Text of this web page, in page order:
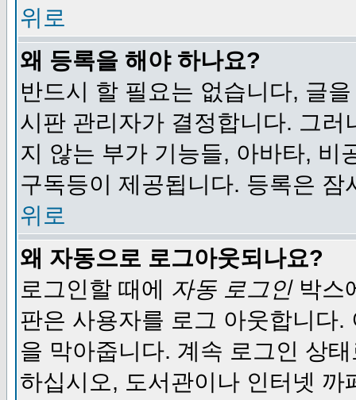
위로
왜 등록을 해야 하나요?
반드시 할 필요는 없습니다, 글
시판 관리자가 결정합니다. 그
지 않는 부가 기능들, 아바타, 비
구독등이 제공됩니다. 등록은
위로
왜 자동으로 로그아웃되나요?
로그인할 때에 자동 로그인박스
판은 사용자를 로그 아웃합니다
을 막아줍니다. 계속 로그인 상
하십시오, 도서관이나 인터넷